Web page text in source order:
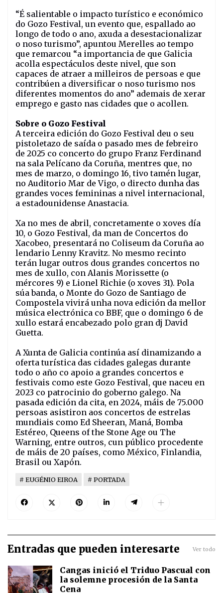
“É salientable o impacto turístico e económico
do Gozo Festival, un evento que, espallado ao
longo de todo o ano, axuda a desestacionalizar
o noso turismo”, apuntou Merelles ao tempo
que remarcou “a importancia de que Galicia
acolla espectáculos deste nivel, que son
capaces de atraer a milleiros de persoas e que
contribúen a diversificar o noso turismo nos
diferentes momentos do ano” ademais de xerar
emprego e gasto nas cidades que o acollen.
Sobre o Gozo Festival
A terceira edición do Gozo Festival deu o seu
pistoletazo de saída o pasado mes de febreiro
de 2025 co concerto do grupo Franz Ferdinand
na sala Pelícano da Coruña, mentres que, no
mes de marzo, o domingo 16, tivo tamén lugar,
no Auditorio Mar de Vigo, o directo dunha das
grandes voces femininas a nivel internacional,
a estadounidense Anastacia.
Xa no mes de abril, concretamente o xoves día
10, o Gozo Festival, da man de Concertos do
Xacobeo, presentará no Coliseum da Coruña ao
lendario Lenny Kravitz. No mesmo recinto
terán lugar outros dous grandes concertos no
mes de xullo, con Alanis Morissette (o
mércores 9) e Lionel Richie (o xoves 31). Pola
súa banda, o Monte do Gozo de Santiago de
Compostela vivirá unha nova edición da mellor
música electrónica co BBF, que o domingo 6 de
xullo estará encabezado polo gran dj David
Guetta.
A Xunta de Galicia continúa así dinamizando a
oferta turística das cidades galegas durante
todo o año co apoio a grandes concertos e
festivais como este Gozo Festival, que naceu en
2023 co patrocinio do goberno galego. Na
pasada edición da cita, en 2024, máis de 75.000
persoas asistiron aos concertos de estrelas
mundiais como Ed Sheeran, Maná, Bomba
Estéreo, Queens of the Stone Age ou The
Warning, entre outros, cun público procedente
de máis de 20 países, como México, Finlandia,
Brasil ou Xapón.
EUGÉNIO EIROA PORTADA
Entradas que pueden interesarte Ver todo
Cangas inició el Triduo Pascual con
la solemne procesión de la Santa
Cena